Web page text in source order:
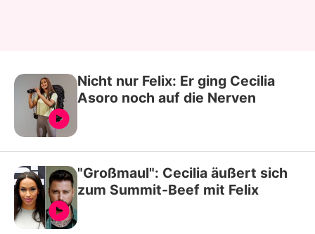
Nicht nur Felix: Er ging Cecilia
Asoro noch auf die Nerven
"Großmaul": Cecilia äußert sich
zum Summit-Beef mit Felix